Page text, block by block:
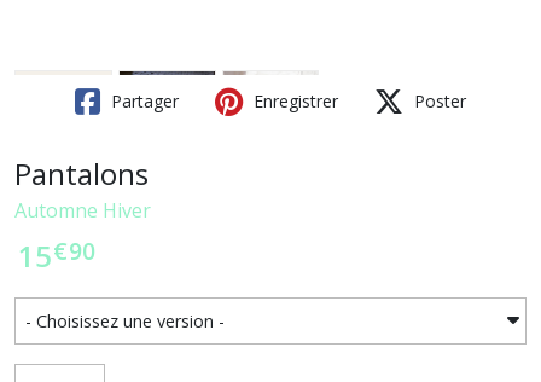
Partager Enregistrer Poster
Pantalons
Automne Hiver
15€90